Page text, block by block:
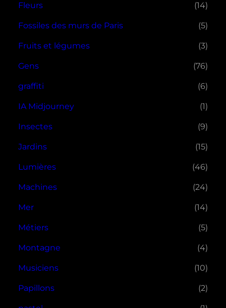
Fleurs (14)
Fossiles des murs de Paris (5)
Fruits et légumes (3)
Gens (76)
graffiti (6)
IA Midjourney (1)
Insectes (9)
Jardins (15)
Lumières (46)
Machines (24)
Mer (14)
Métiers (5)
Montagne (4)
Musiciens (10)
Papillons (2)